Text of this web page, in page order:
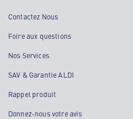
Contactez Nous
Foire aux questions
Nos Services
SAV & Garantie ALDI
Rappel produit
Donnez-nous votre avis